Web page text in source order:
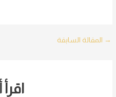
Post
→ المقالة السابقة